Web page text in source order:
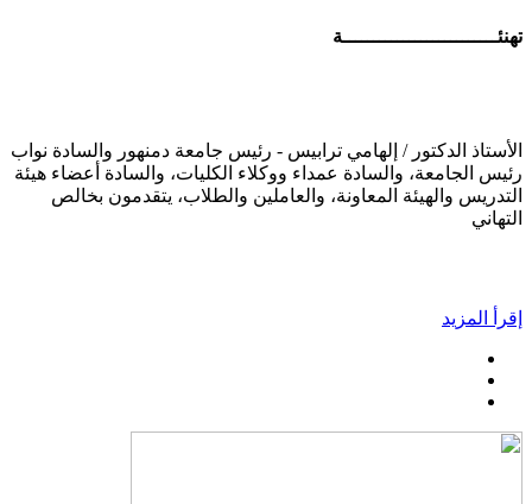
تهنئــــــــــــــــــــــــــة
الأستاذ الدكتور / إلهامي ترابيس - رئيس جامعة دمنهور والسادة نواب
رئيس الجامعة، والسادة عمداء ووكلاء الكليات، والسادة أعضاء هيئة
التدريس والهيئة المعاونة، والعاملين والطلاب، يتقدمون بخالص
التهاني
إقرأ المزيد